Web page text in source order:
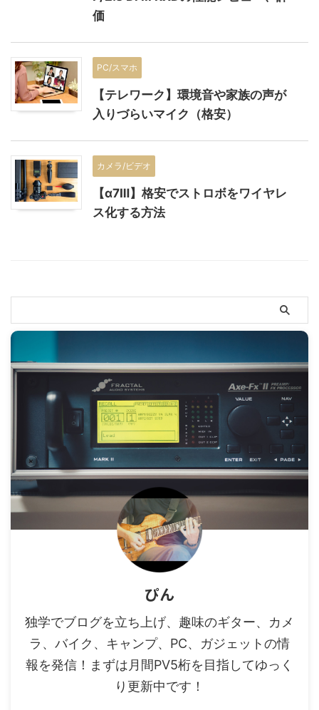
価
PC/スマホ
【テレワーク】環境音や家族の声が
入りづらいマイク（格安）
カメラ/ビデオ
【α7Ⅲ】格安でストロボをワイヤレ
ス化する方法
ぴん
独学でブログを立ち上げ、趣味のギター、カメ
ラ、バイク、キャンプ、PC、ガジェットの情
報を発信！まずは月間PV5桁を目指してゆっく
り更新中です！